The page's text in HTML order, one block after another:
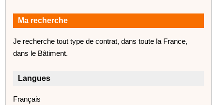
Ma recherche
Je recherche tout type de contrat, dans toute la France,
dans le Bâtiment.
Langues
Français